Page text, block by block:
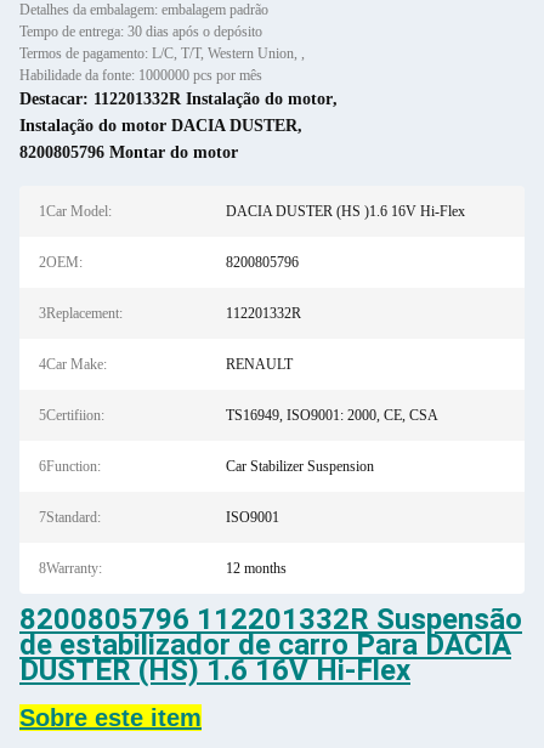
Detalhes da embalagem: embalagem padrão
Tempo de entrega: 30 dias após o depósito
Termos de pagamento: L/C, T/T, Western Union, ,
Habilidade da fonte: 1000000 pcs por mês
Destacar: 112201332R Instalação do motor,
Instalação do motor DACIA DUSTER,
8200805796 Montar do motor
1Car Model: DACIA DUSTER (HS )1.6 16V Hi-Flex
2OEM: 8200805796
3Replacement: 112201332R
4Car Make: RENAULT
5Certifiion: TS16949, ISO9001: 2000, CE, CSA
6Function: Car Stabilizer Suspension
7Standard: ISO9001
8Warranty: 12 months
8200805796 112201332R Suspensão
de estabilizador de carro Para DACIA
DUSTER (HS) 1.6 16V Hi-Flex
Sobre este item